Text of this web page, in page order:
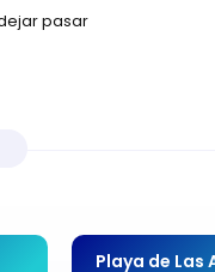
pasar
Playa de Las